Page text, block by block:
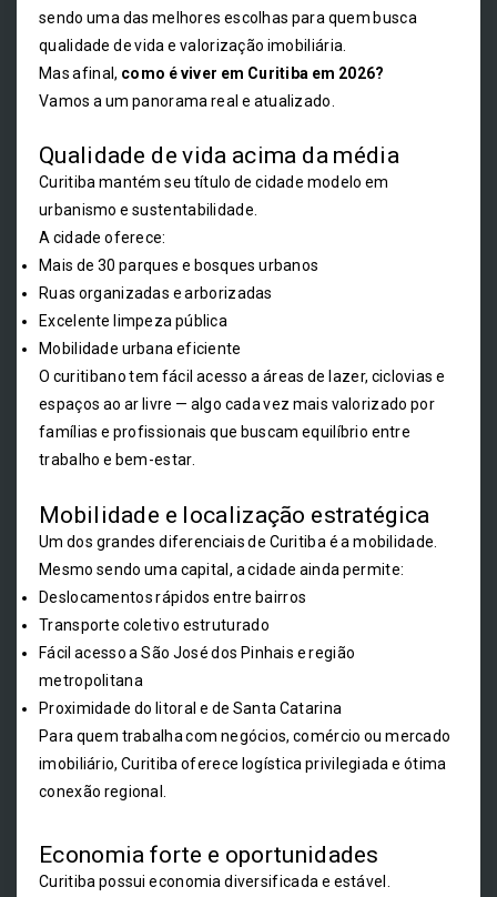
sendo uma das melhores escolhas para quem busca
qualidade de vida e valorização imobiliária.
Mas afinal, como é viver em Curitiba em 2026?
Vamos a um panorama real e atualizado.
Qualidade de vida acima da média
Curitiba mantém seu título de cidade modelo em
urbanismo e sustentabilidade.
A cidade oferece:
Mais de 30 parques e bosques urbanos
Ruas organizadas e arborizadas
Excelente limpeza pública
Mobilidade urbana eficiente
O curitibano tem fácil acesso a áreas de lazer, ciclovias e
espaços ao ar livre — algo cada vez mais valorizado por
famílias e profissionais que buscam equilíbrio entre
trabalho e bem-estar.
Mobilidade e localização estratégica
Um dos grandes diferenciais de Curitiba é a mobilidade.
Mesmo sendo uma capital, a cidade ainda permite:
Deslocamentos rápidos entre bairros
Transporte coletivo estruturado
Fácil acesso a São José dos Pinhais e região
metropolitana
Proximidade do litoral e de Santa Catarina
Para quem trabalha com negócios, comércio ou mercado
imobiliário, Curitiba oferece logística privilegiada e ótima
conexão regional.
Economia forte e oportunidades
Curitiba possui economia diversificada e estável.